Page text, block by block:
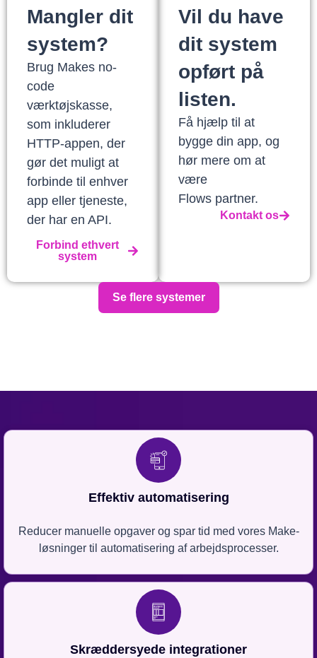
Mangler dit
system?
Brug Makes no-
code
værktøjskasse,
som inkluderer
HTTP-appen, der
gør det muligt at
forbinde til enhver
app eller tjeneste,
der har en API.
Forbind ethvert
system
Vil du have
dit system
opført på
listen.
Få hjælp til at
bygge din app, og
hør mere om at
være
Flows partner.
Kontakt os
Se flere systemer
Effektiv automatisering
Reducer manuelle opgaver og spar tid med vores Make-
løsninger til automatisering af arbejdsprocesser.
Skræddersyede integrationer